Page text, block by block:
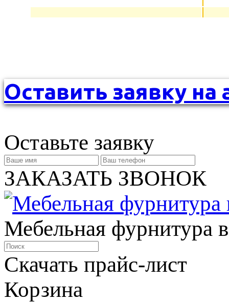
Оставить заявку на
Оставьте заявку
ЗАКАЗАТЬ ЗВОНОК
Мебельная фурнитура
Скачать прайс-лист
Корзина